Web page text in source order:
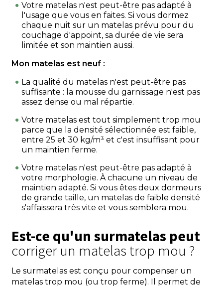
Votre matelas n'est peut-être pas adapté à
l'usage que vous en faites. Si vous dormez
chaque nuit sur un matelas prévu pour du
couchage d'appoint, sa durée de vie sera
limitée et son maintien aussi.
Mon matelas est neuf :
La qualité du matelas n'est peut-être pas
suffisante : la mousse du garnissage n'est pas
assez dense ou mal répartie.
Votre matelas est tout simplement trop mou
parce que la densité sélectionnée est faible,
entre 25 et 30 kg/m³ et c'est insuffisant pour
un maintien ferme.
Votre matelas n'est peut-être pas adapté à
votre morphologie. À chacune un niveau de
maintien adapté. Si vous êtes deux dormeurs
de grande taille, un matelas de faible densité
s'affaissera très vite et vous semblera mou.
Est-ce qu'un surmatelas peut
corriger un matelas trop mou ?
Le surmatelas est conçu pour compenser un
matelas trop mou (ou trop ferme). Il permet de